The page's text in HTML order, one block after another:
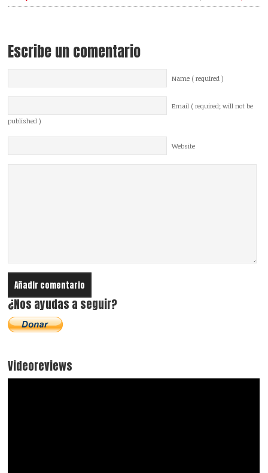
Escribe un comentario
Name ( required )
Email ( required; will not be
published )
Website
¿Nos ayudas a seguir?
Videoreviews